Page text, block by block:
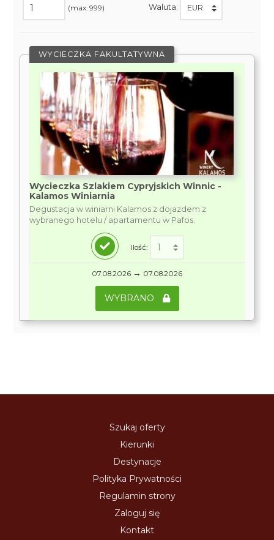
(max. 999) Waluta:
WYCIECZKA FAKULTATYWNA
Wycieczka Szlakiem Cypryjskich Winnic -
Kalamos Winiarnia
Degustacja w winiarni Kalamos z dojazdem z
wybranego hotelu / apartamentu w Pafos.
Ilość:
07.08.2026 → 07.08.2026
WYBRANO
Szukaj oferty
Kierunki
Destynacje
Polityka Prywatności
Regulamin strony
Zaloguj się
Kontakt